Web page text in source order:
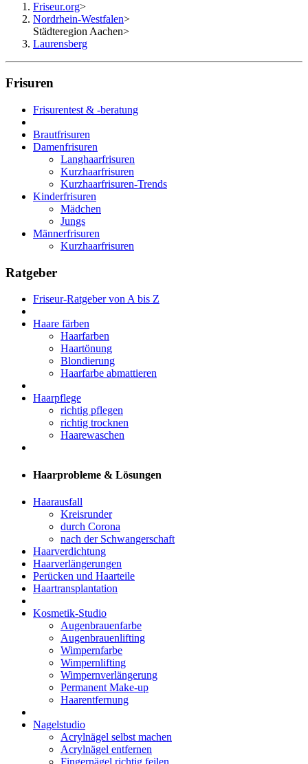
Friseur.org>
Nordrhein-Westfalen>
Städteregion Aachen>
Laurensberg
Frisuren
Frisurentest & -beratung
Brautfrisuren
Damenfrisuren
Langhaarfrisuren
Kurzhaarfrisuren
Kurzhaarfrisuren-Trends
Kinderfrisuren
Mädchen
Jungs
Männerfrisuren
Kurzhaarfrisuren
Ratgeber
Friseur-Ratgeber von A bis Z
Haare färben
Haarfarben
Haartönung
Blondierung
Haarfarbe abmattieren
Haarpflege
richtig pflegen
richtig trocknen
Haarewaschen
Haarprobleme & Lösungen
Haarausfall
Kreisrunder
durch Corona
nach der Schwangerschaft
Haarverdichtung
Haarverlängerungen
Perücken und Haarteile
Haartransplantation
Kosmetik-Studio
Augenbrauenfarbe
Augenbrauenlifting
Wimpernfarbe
Wimpernlifting
Wimpernverlängerung
Permanent Make-up
Haarentfernung
Nagelstudio
Acrylnägel selbst machen
Acrylnägel entfernen
Fingernägel richtig feilen